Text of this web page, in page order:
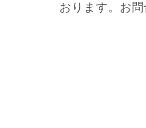
おります。お